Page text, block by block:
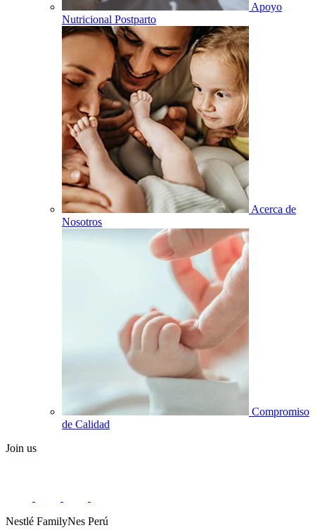
Apoyo
Nutricional Postparto
Acerca de
Nosotros
Compromiso
de Calidad
Join us
Nestlé FamilyNes Perú